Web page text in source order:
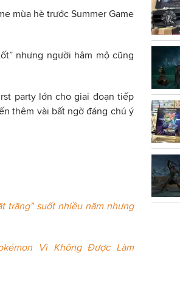
mùa hè trước Summer Game
nhưng người hâm mộ cũng
party lớn cho giai đoạn tiếp
thêm vài bất ngờ đáng chú ý
trăng" suốt nhiều năm nhưng
Vì Không Được Làm